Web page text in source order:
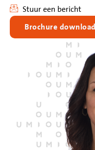
Stuur een bericht
Brochure